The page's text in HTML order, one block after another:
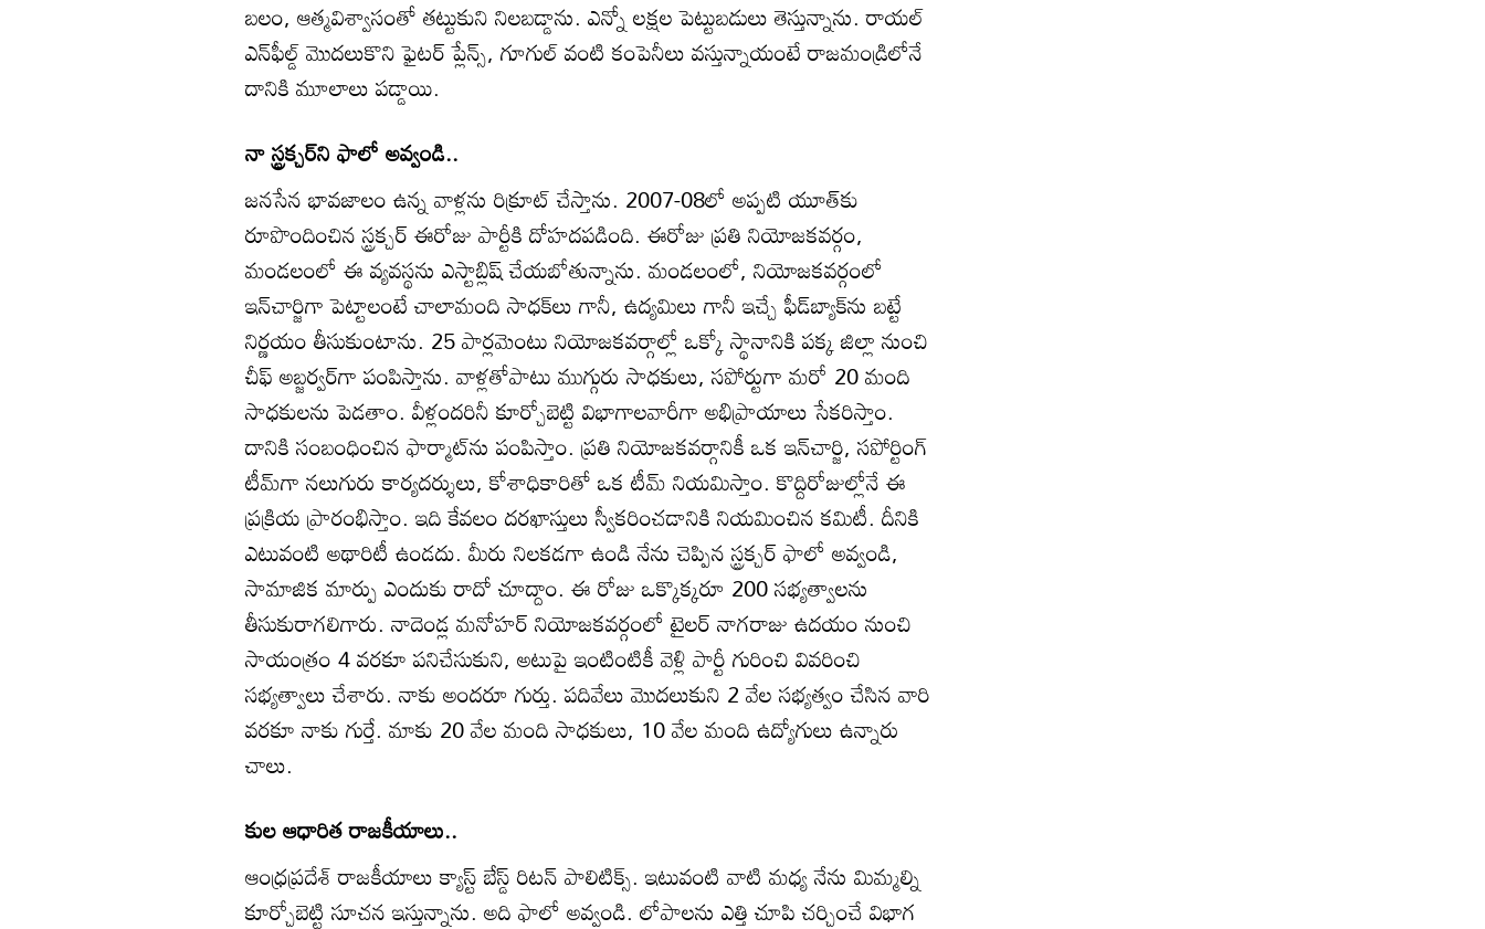
బలం, ఆత్మవిశ్వాసంతో తట్టుకుని నిలబడ్డాను. ఎన్నో లక్షల పెట్టుబడులు తెస్తున్నాను. రాయల్‌
ఎన్‌ఫీల్డ్‌ మొదలుకొని ఫైటర్‌ ప్లేన్స్‌, గూగుల్‌ వంటి కంపెనీలు వస్తున్నాయంటే రాజమండ్రిలోనే
దానికి మూలాలు పడ్డాయి.
నా స్ట్రక్చర్‌ని ఫాలో అవ్వండి..
జనసేన భావజాలం ఉన్న వాళ్లను రిక్రూట్‌ చేస్తాను. 2007-08లో అప్పటి యూత్‌కు
రూపొందించిన స్ట్రక్చర్‌ ఈరోజు పార్టీకి దోహదపడింది. ఈరోజు ప్రతి నియోజకవర్గం,
మండలంలో ఈ వ్యవస్థను ఎస్టాబ్లిష్‌ చేయబోతున్నాను. మండలంలో, నియోజకవర్గంలో
ఇన్‌చార్జిగా పెట్టాలంటే చాలామంది సాధక్‌లు గానీ, ఉద్యమిలు గానీ ఇచ్చే ఫీడ్‌బ్యాక్‌ను బట్టే
నిర్ణయం తీసుకుంటాను. 25 పార్లమెంటు నియోజకవర్గాల్లో ఒక్కో స్థానానికి పక్క జిల్లా నుంచి
చీఫ్‌ అబ్జర్వర్‌గా పంపిస్తాను. వాళ్లతోపాటు ముగ్గురు సాధకులు, సపోర్టుగా మరో 20 మంది
సాధకులను పెడతాం. వీళ్లందరినీ కూర్చోబెట్టి విభాగాలవారీగా అభిప్రాయాలు సేకరిస్తాం.
దానికి సంబంధించిన ఫార్మాట్‌ను పంపిస్తాం. ప్రతి నియోజకవర్గానికీ ఒక ఇన్‌చార్జి, సపోర్టింగ్‌
టీమ్‌గా నలుగురు కార్యదర్శులు, కోశాధికారితో ఒక టీమ్‌ నియమిస్తాం. కొద్దిరోజుల్లోనే ఈ
ప్రక్రియ ప్రారంభిస్తాం. ఇది కేవలం దరఖాస్తులు స్వీకరించడానికి నియమించిన కమిటీ. దీనికి
ఎటువంటి అథారిటీ ఉండదు. మీరు నిలకడగా ఉండి నేను చెప్పిన స్ట్రక్చర్‌ ఫాలో అవ్వండి,
సామాజిక మార్పు ఎందుకు రాదో చూద్దాం. ఈ రోజు ఒక్కొక్కరూ 200 సభ్యత్వాలను
తీసుకురాగలిగారు. నాదెండ్ల మనోహర్‌ నియోజకవర్గంలో టైలర్‌ నాగరాజు ఉదయం నుంచి
సాయంత్రం 4 వరకూ పనిచేసుకుని, అటుపై ఇంటింటికీ వెళ్లి పార్టీ గురించి వివరించి
సభ్యత్వాలు చేశారు. నాకు అందరూ గుర్తు. పదివేలు మొదలుకుని 2 వేల సభ్యత్వం చేసిన వారి
వరకూ నాకు గుర్తే. మాకు 20 వేల మంది సాధకులు, 10 వేల మంది ఉద్యోగులు ఉన్నారు
చాలు.
కుల ఆధారిత రాజకీయాలు..
ఆంధ్రప్రదేశ్‌ రాజకీయాలు క్యాస్ట్‌ బేస్డ్‌ రిటన్‌ పాలిటిక్స్‌. ఇటువంటి వాటి మధ్య నేను మిమ్మల్ని
కూర్చోబెట్టి సూచన ఇస్తున్నాను. అది ఫాలో అవ్వండి. లోపాలను ఎత్తి చూపి చర్చించే విభాగ